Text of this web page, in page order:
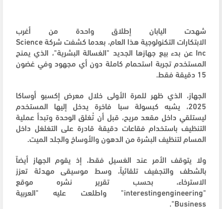
شهدت اليابان إطلاق واحدة من أغرب
الابتكارات التكنولوجية هذا العام، بعدما كشفت شركة Science
Inc عن بدء بيع جهازها الجديد "الغسالة البشرية"، الذي يمنح
المستخدم تجربة استحمام كاملة دون أي مجهود وفي غضون
15 دقيقة فقط.
الجهاز، الذي ظهر للمرة الأولى خلال معرض إكسبو أوساكا
2025، يشبه كبسولة سبا فاخرة يدخل إليها المستخدم
ليستلقي داخل مقعد مريح، قبل أن تُغلق الوحدة وتبدأ عملية
التنظيف باستخدام فقاعات دقيقة قادرة على التغلغل داخل
المسام لتنظيف البشرة من الدهون والأوساخ والجلد الميت.
ولا يتوقف الأمر عند الغسيل فقط، إذ يقوم الجهاز أيضاً
بالشطف والتجفيف تلقائياً، وسط موسيقى مهدئة تعزز
الاسترخاء، بحسب تقرير نشره موقع
"interestingengineering" واطلعت عليه "العربية
Business".